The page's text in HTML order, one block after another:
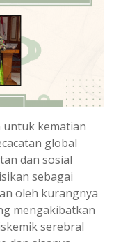
untuk kematian
global
dan sosial
sebagai
oleh kurangnya
mengakibatkan
serebral